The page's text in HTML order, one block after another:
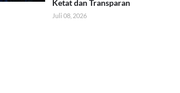
Ketat dan Transparan
Juli 08, 2026